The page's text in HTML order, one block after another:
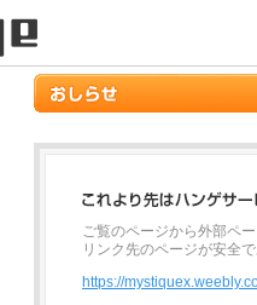
ご覧のページから外部ペ
リンク先のページが安全
https://